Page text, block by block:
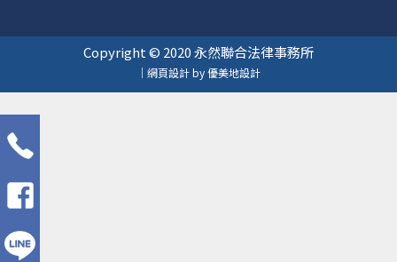
Copyright © 2020 永然聯合法律事務所
｜網頁設計 by 優美地設計